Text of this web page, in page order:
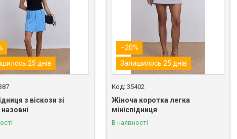
25 днів
з віскози зі
–20%
Залишилось 25 днів
35402
Жіноча коротка легка
мініспідниця
В наявності